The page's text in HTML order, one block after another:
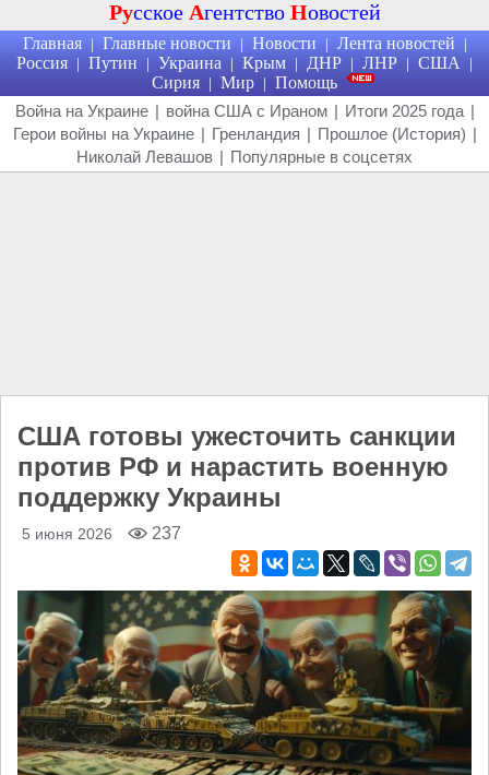
Русское Агентство Новостей
Главная | Главные новости | Новости | Лента новостей |
Россия | Путин | Украина | Крым | ДНР | ЛНР | США |
Сирия | Мир | Помощь
Война на Украине | война США с Ираном | Итоги 2025 года |
Герои войны на Украине | Гренландия | Прошлое (История) |
Николай Левашов | Популярные в соцсетях
США готовы ужесточить санкции
против РФ и нарастить военную
поддержку Украины
5 июня 2026 237